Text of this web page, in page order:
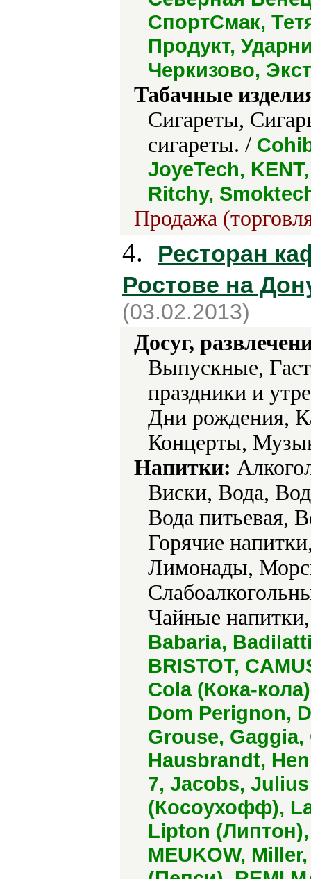
СпортСмак,
Продукт,
Черкизово,
Табачные
Сигареты,
сигареты. /
JoyeTech,
Ritchy,
Продажа
4.
Ресторан
Ростове на
(03.02.2013)
Досуг,
Выпускные,
праздники и
Дни рождения,
Концерты,
Напитки:
Виски, Вода,
Вода питьевая,
Горячие
Лимонады,
Чайные
Babaria,
BRISTOT,
Cola (Кока-
Dom Perignon,
Grouse,
Hausbrandt,
7, Jacobs,
(Косоухофф),
Lipton
MEUKOW,